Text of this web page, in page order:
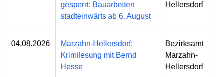
gesperrt: Bauarbeiten
stadteinwärts ab 6. August
Hellersdorf
04.08.2026
Marzahn-Hellersdorf:
Krimilesung mit Bernd
Hesse
Bezirksamt
Marzahn-
Hellersdorf